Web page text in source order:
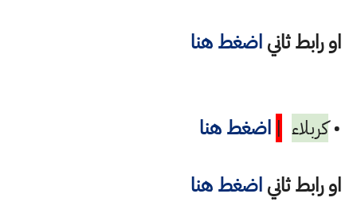
او رابط ثانياضغط هنا
•كربلاء | اضغط هنا
او رابط ثانياضغط هنا